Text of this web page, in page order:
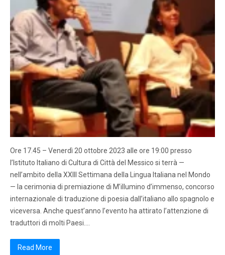
Ore 17.45 – Venerdì 20 ottobre 2023 alle ore 19:00 presso
l’Istituto Italiano di Cultura di Città del Messico si terrà —
nell’ambito della XXIII Settimana della Lingua Italiana nel Mondo
— la cerimonia di premiazione di M’illumino d’immenso, concorso
internazionale di traduzione di poesia dall’italiano allo spagnolo e
viceversa. Anche quest’anno l’evento ha attirato l’attenzione di
traduttori di molti Paesi….
Read More